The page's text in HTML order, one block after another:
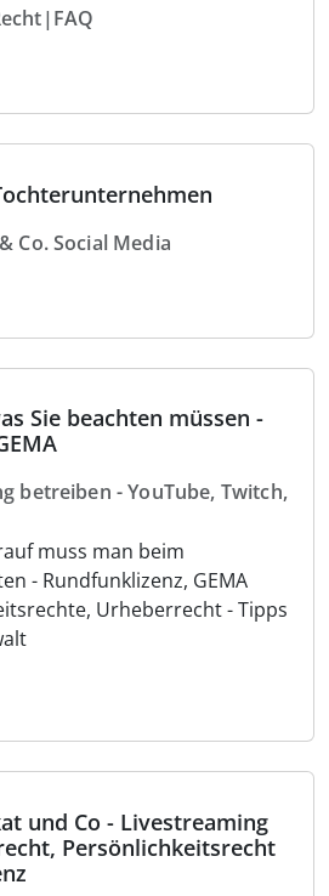
Co. Social Media
Sie beachten müssen -
betreiben - YouTube, Twitch,
muss man beim
- Rundfunklizenz, GEMA
Urheberrecht - Tipps
und Co - Livestreaming
Persönlichkeitsrecht